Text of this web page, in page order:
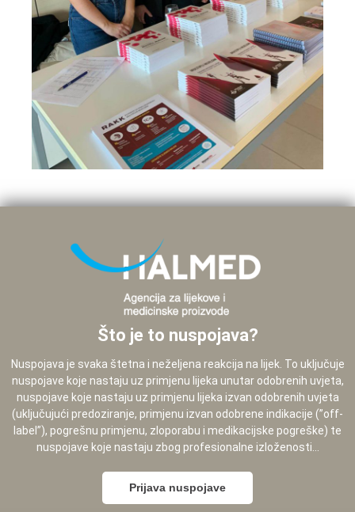
Što je to nuspojava?
Nuspojava je svaka štetna i neželjena reakcija na lijek. To uključuje
nuspojave koje nastaju uz primjenu lijeka unutar odobrenih uvjeta,
nuspojave koje nastaju uz primjenu lijeka izvan odobrenih uvjeta
(uključujući predoziranje, primjenu izvan odobrene indikacije (”off-
label”), pogrešnu primjenu, zloporabu i medikacijske pogreške) te
nuspojave koje nastaju zbog profesionalne izloženosti...
Prijava nuspojave